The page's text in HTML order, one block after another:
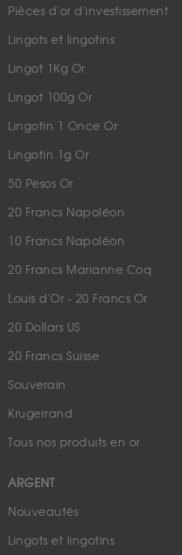
Pièces d'or d'investissement
Lingots et lingotins
Lingot 1Kg Or
Lingot 100g Or
Lingotin 1 Once Or
Lingotin 1g Or
50 Pesos Or
20 Francs Napoléon
10 Francs Napoléon
20 Francs Marianne Coq
Louis d'Or - 20 Francs Or
20 Dollars US
20 Francs Suisse
Souverain
Krugerrand
Tous nos produits en or
ARGENT
Nouveautés
Lingots et lingotins